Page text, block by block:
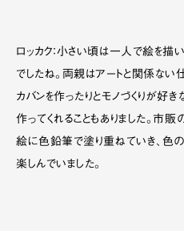
ロッカク：小さい頃は一人で絵を描
でしたね。両親はアートと関係ない
カバンを作ったりとモノづくりが好
作ってくれることもありました。市
絵に色鉛筆で塗り重ねていき、色の
楽しんでいました。